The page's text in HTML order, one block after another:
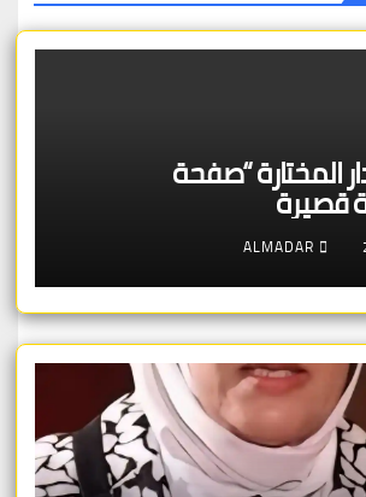
المختارة “صفحة
قصيرة
ALMADAR